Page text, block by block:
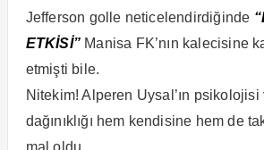
Jefferson golle neticelendirdiğinde
ETKİSİ”Manisa FK’nın kalecisine
etmişti bile.
Nitekim! Alperen Uysal’ın
dağınıklığı hem kendisine hem de
mal oldu.